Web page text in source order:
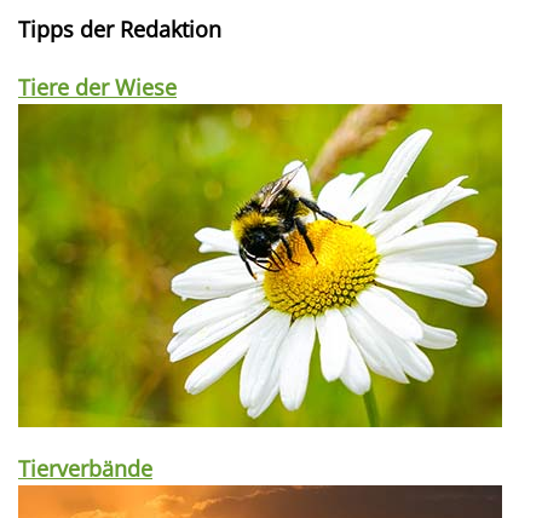
Tipps der Redaktion
Tiere der Wiese
Tierverbände